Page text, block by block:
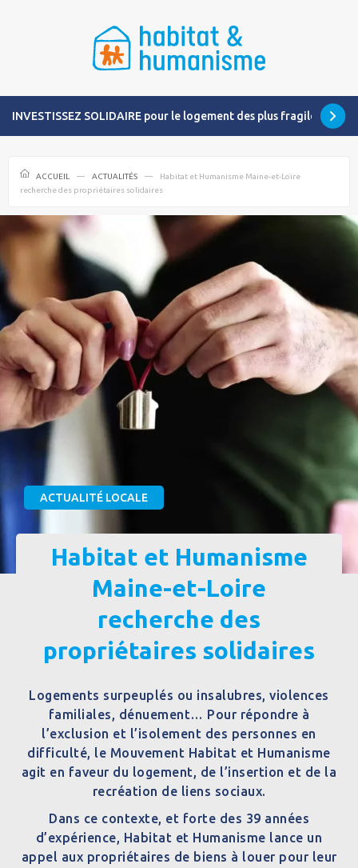
INVESTISSEZ SOLIDAIRE pour le logement des plus fragiles
ACCUEIL ACTUALITÉS
Habitat et Humanisme Maine-et-Loire
recherche des propriétaires solidaires
ACTUALITÉ LOCALE
Habitat et Humanisme
Maine-et-Loire
recherche des
propriétaires solidaires
Logements surpeuplés ou insalubres, violences
familiales, dénuement… Pour répondre à
l’exclusion et l’isolement des personnes en
difficulté, le Mouvement Habitat et Humanisme
agit en faveur du logement, de l’insertion et de la
recréation de liens sociaux.
Dans ce contexte, et forte des 39 années
d’expérience, Habitat et Humanisme lance un
appel aux propriétaires de biens à louer pour leur